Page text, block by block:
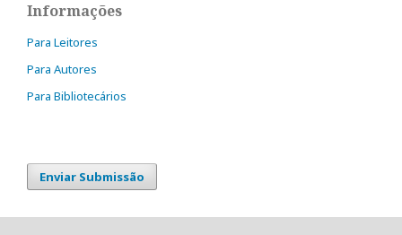
Informações
Para Leitores
Para Autores
Para Bibliotecários
Enviar Submissão